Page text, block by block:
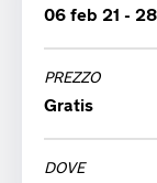
06 feb 21 - 28
sabato 06
PREZZO
Gratis
DOVE